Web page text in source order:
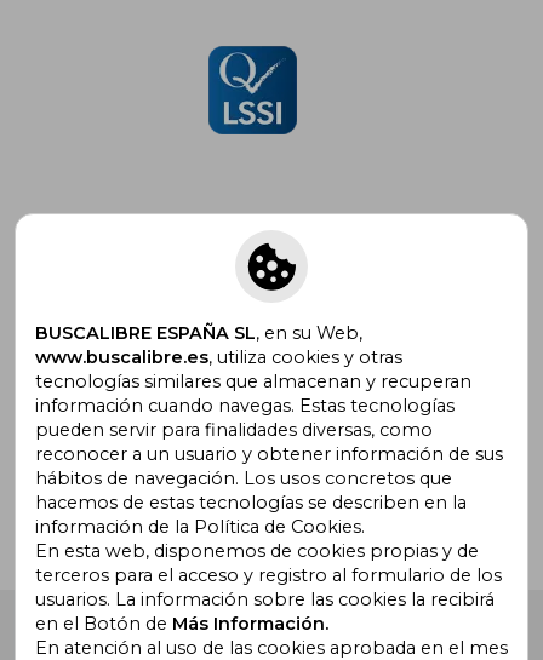
Suscríbete para recibir ofertas y
promociones
¿Necesitas ayuda?
Ir a Centro de Soporte
Buscalibre España. Calle Energía, 65, Nave 3 (08940),
Cornellà de Llobregat, Barcelona. Derechos Reservados.
BUSCALIBRE ESPAÑA SL, en su Web,
www.buscalibre.es, utiliza cookies y otras
tecnologías similares que almacenan y recuperan
información cuando navegas. Estas tecnologías
pueden servir para finalidades diversas, como
reconocer a un usuario y obtener información de sus
hábitos de navegación. Los usos concretos que
hacemos de estas tecnologías se describen en la
información de la Política de Cookies.
En esta web, disponemos de cookies propias y de
terceros para el acceso y registro al formulario de los
usuarios. La información sobre las cookies la recibirá
en el Botón de Más Información.
En atención al uso de las cookies aprobada en el mes